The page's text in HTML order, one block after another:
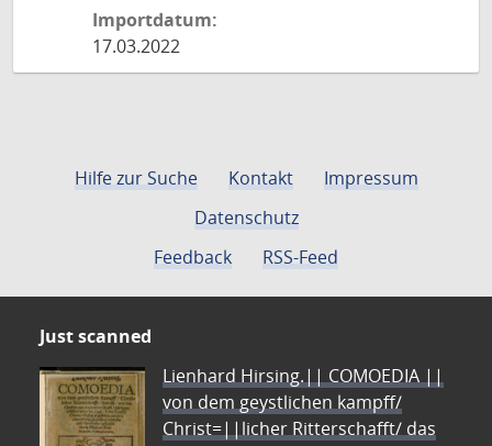
Importdatum:
17.03.2022
Hilfe zur Suche Kontakt
Impressum
Datenschutz
Feedback
RSS-Feed
Just scanned
Lienhard Hirsing.|| COMOEDIA ||
von dem geystlichen kampff/
Christ=||licher Ritterschafft/ das